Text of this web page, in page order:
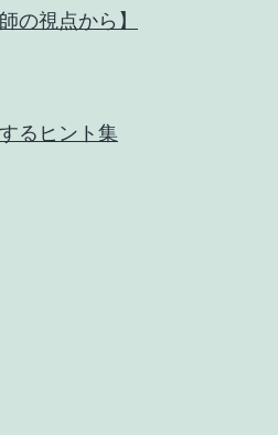
の視点から】
るヒント集